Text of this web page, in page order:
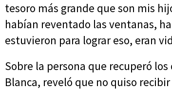
tesoro más grande que son mis
habían reventado las ventanas,
estuvieron para lograr eso, eran
Sobre la persona que recuperó
Blanca, reveló que no quiso